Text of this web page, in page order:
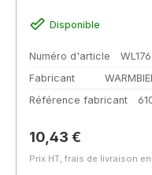
Disponible
Numéro d'article
Fabricant
Référence fabricant
Prix régulier :
10,43 €
Prix HT, frais de livraison